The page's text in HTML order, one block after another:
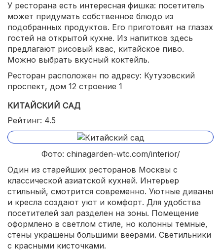
У ресторана есть интересная фишка: посетитель
может придумать собственное блюдо из
подобранных продуктов. Его приготовят на глазах
гостей на открытой кухне. Из напитков здесь
предлагают рисовый квас, китайское пиво.
Можно выбрать вкусный коктейль.
Ресторан расположен по адресу: Кутузовский
проспект, дом 12 строение 1
КИТАЙСКИЙ САД
Рейтинг: 4.5
Фото: chinagarden-wtc.com/interior/
Один из старейших ресторанов Москвы с
классической азиатской кухней. Интерьер
стильный, смотрится современно. Уютные диваны
и кресла создают уют и комфорт. Для удобства
посетителей зал разделен на зоны. Помещение
оформлено в светлом стиле, но колонны темные,
стены украшены большими веерами. Светильники
с красными кисточками.